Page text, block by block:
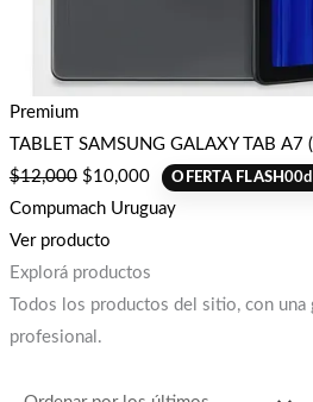
Premium
TABLET SAMSUNG GALAXY TAB A7
$12,000 $10,000 OFERTA FLASH00
Compumach Uruguay
Ver producto
Explorá productos
Todos los productos del sitio, con una
profesional.